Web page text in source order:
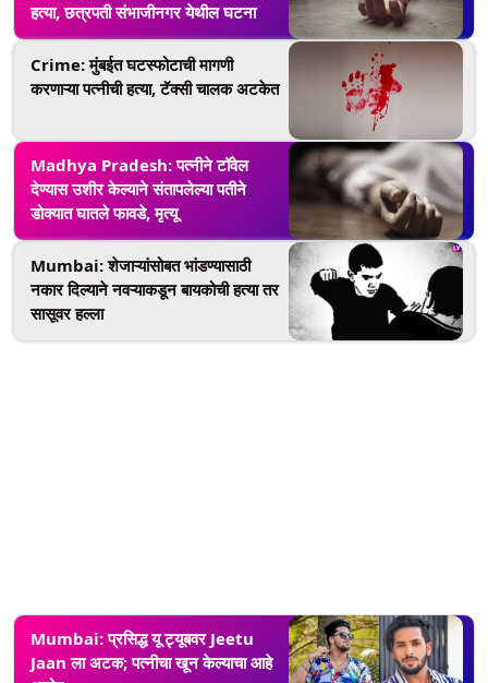
हत्या, छत्रपती संभाजीनगर येथील घटना
Crime: मुंबईत घटस्फोटाची मागणी
करणाऱ्या पत्नीची हत्या, टॅक्सी चालक अटकेत
Madhya Pradesh: पत्नीने टॉवेल
देण्यास उशीर केल्याने संतापलेल्या पतीने
डोक्यात घातले फावडे, मृत्यू
Mumbai: शेजाऱ्यांसोबत भांडण्यासाठी
नकार दिल्याने नवऱ्याकडून बायकोची हत्या तर
सासूवर हल्ला
Mumbai: प्रसिद्ध यू ट्यूबवर Jeetu
Jaan ला अटक; पत्नीचा खून केल्याचा आहे